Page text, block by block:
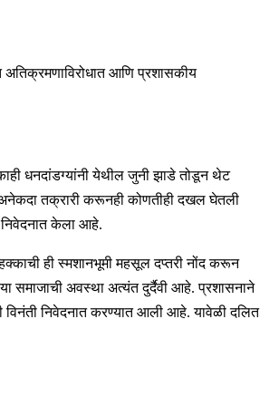
आणि प्रशासकीय
धनदांडग्यांनी येथील जुनी झाडे तोडून थेट
तक्रारी करूनही कोणतीही दखल घेतली
निवेदनात केला आहे.
हक्काची ही स्मशानभूमी महसूल दप्तरी नोंद करून
समाजाची अवस्था अत्यंत दुर्दैवी आहे. प्रशासनाने
विनंती निवेदनात करण्यात आली आहे. यावेळी दलित